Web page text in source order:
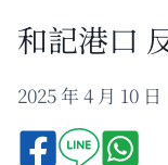
和記港口
2025 年 4 月 10 日